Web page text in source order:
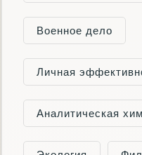
Военное дело
Личная
Аналитическая